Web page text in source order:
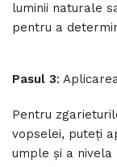
luminii naturale
pentru a
Pasul 3:
Pentru
vopselei, puteți
umple și a nivela